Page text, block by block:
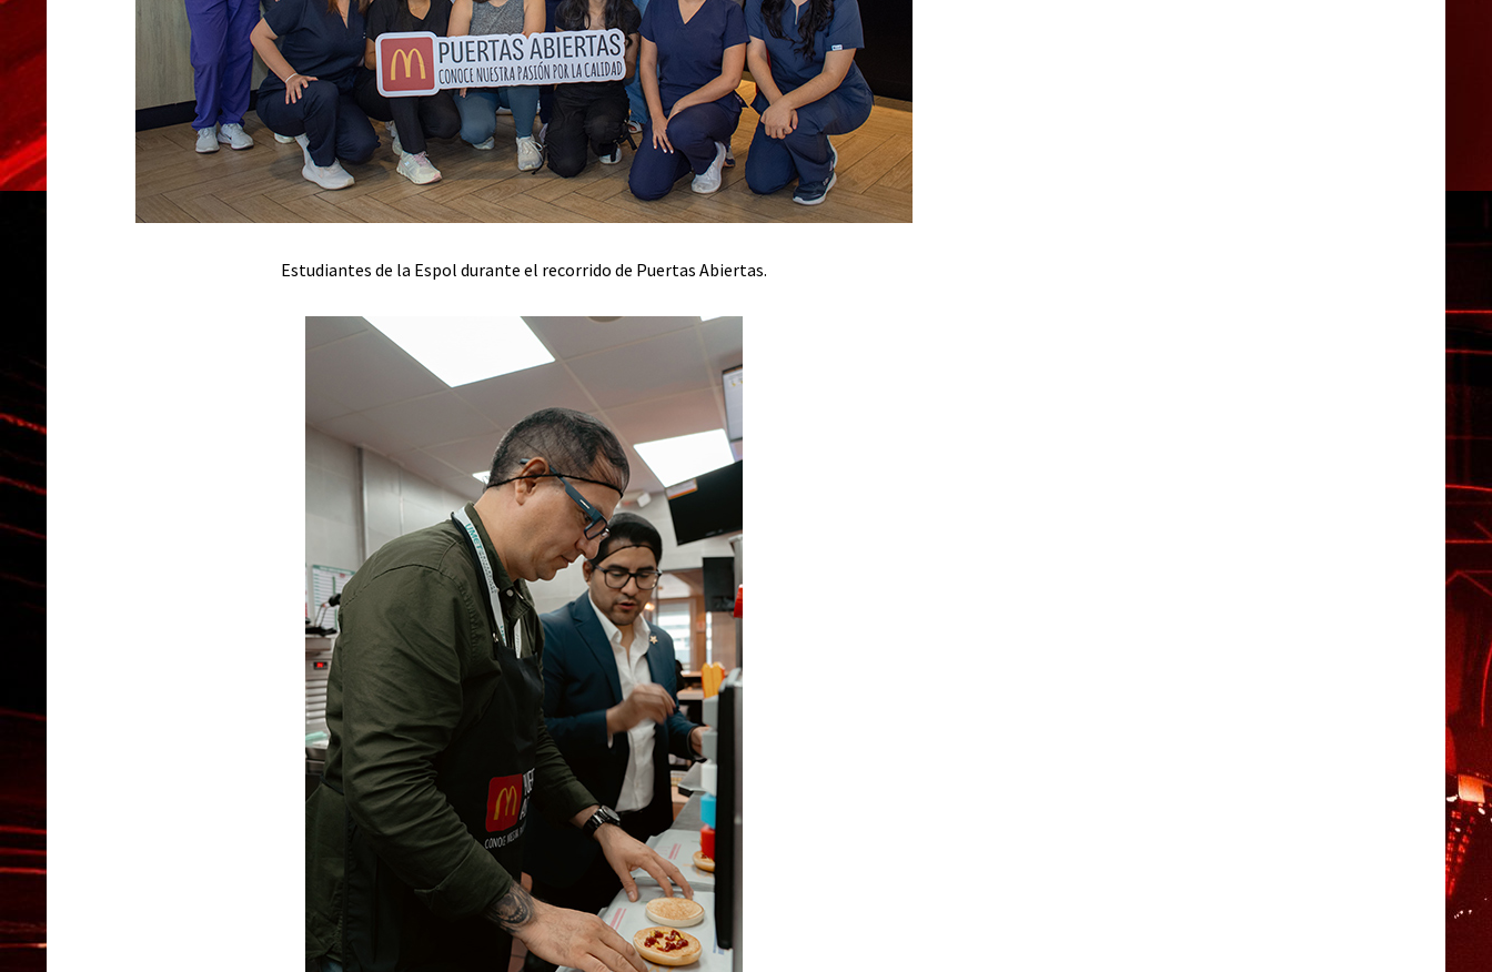
Estudiantes de la Espol durante el recorrido de Puertas Abiertas.